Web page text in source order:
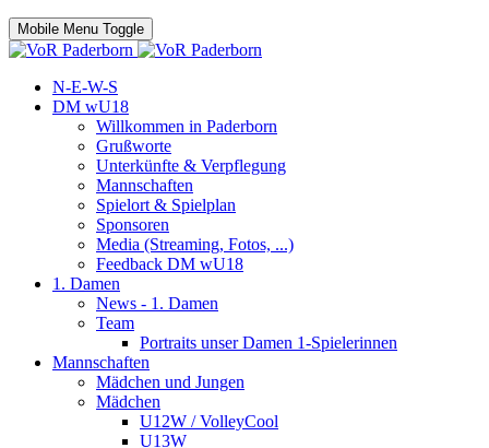
Mobile Menu Toggle
N-E-W-S
DM wU18
Willkommen in Paderborn
Grußworte
Unterkünfte & Verpflegung
Mannschaften
Spielort & Spielplan
Sponsoren
Media (Streaming, Fotos, ...)
Feedback DM wU18
1. Damen
News - 1. Damen
Team
Portraits unser Damen 1-Spielerinnen
Mannschaften
Mädchen und Jungen
Mädchen
U12W / VolleyCool
U13W